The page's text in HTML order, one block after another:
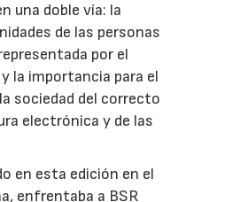
una doble vía: la
de las personas
por el
la importancia para el
sociedad del correcto
electrónica y de las
en esta edición en el
enfrentaba a BSR